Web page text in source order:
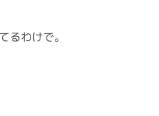
るわけで。